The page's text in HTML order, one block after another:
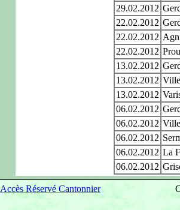
29.02.2012
22.02.2012
22.02.2012
22.02.2012
13.02.2012
13.02.2012
13.02.2012
06.02.2012
06.02.2012
06.02.2012
06.02.2012 La
06.02.2012
Accès Réservé Cantonnier